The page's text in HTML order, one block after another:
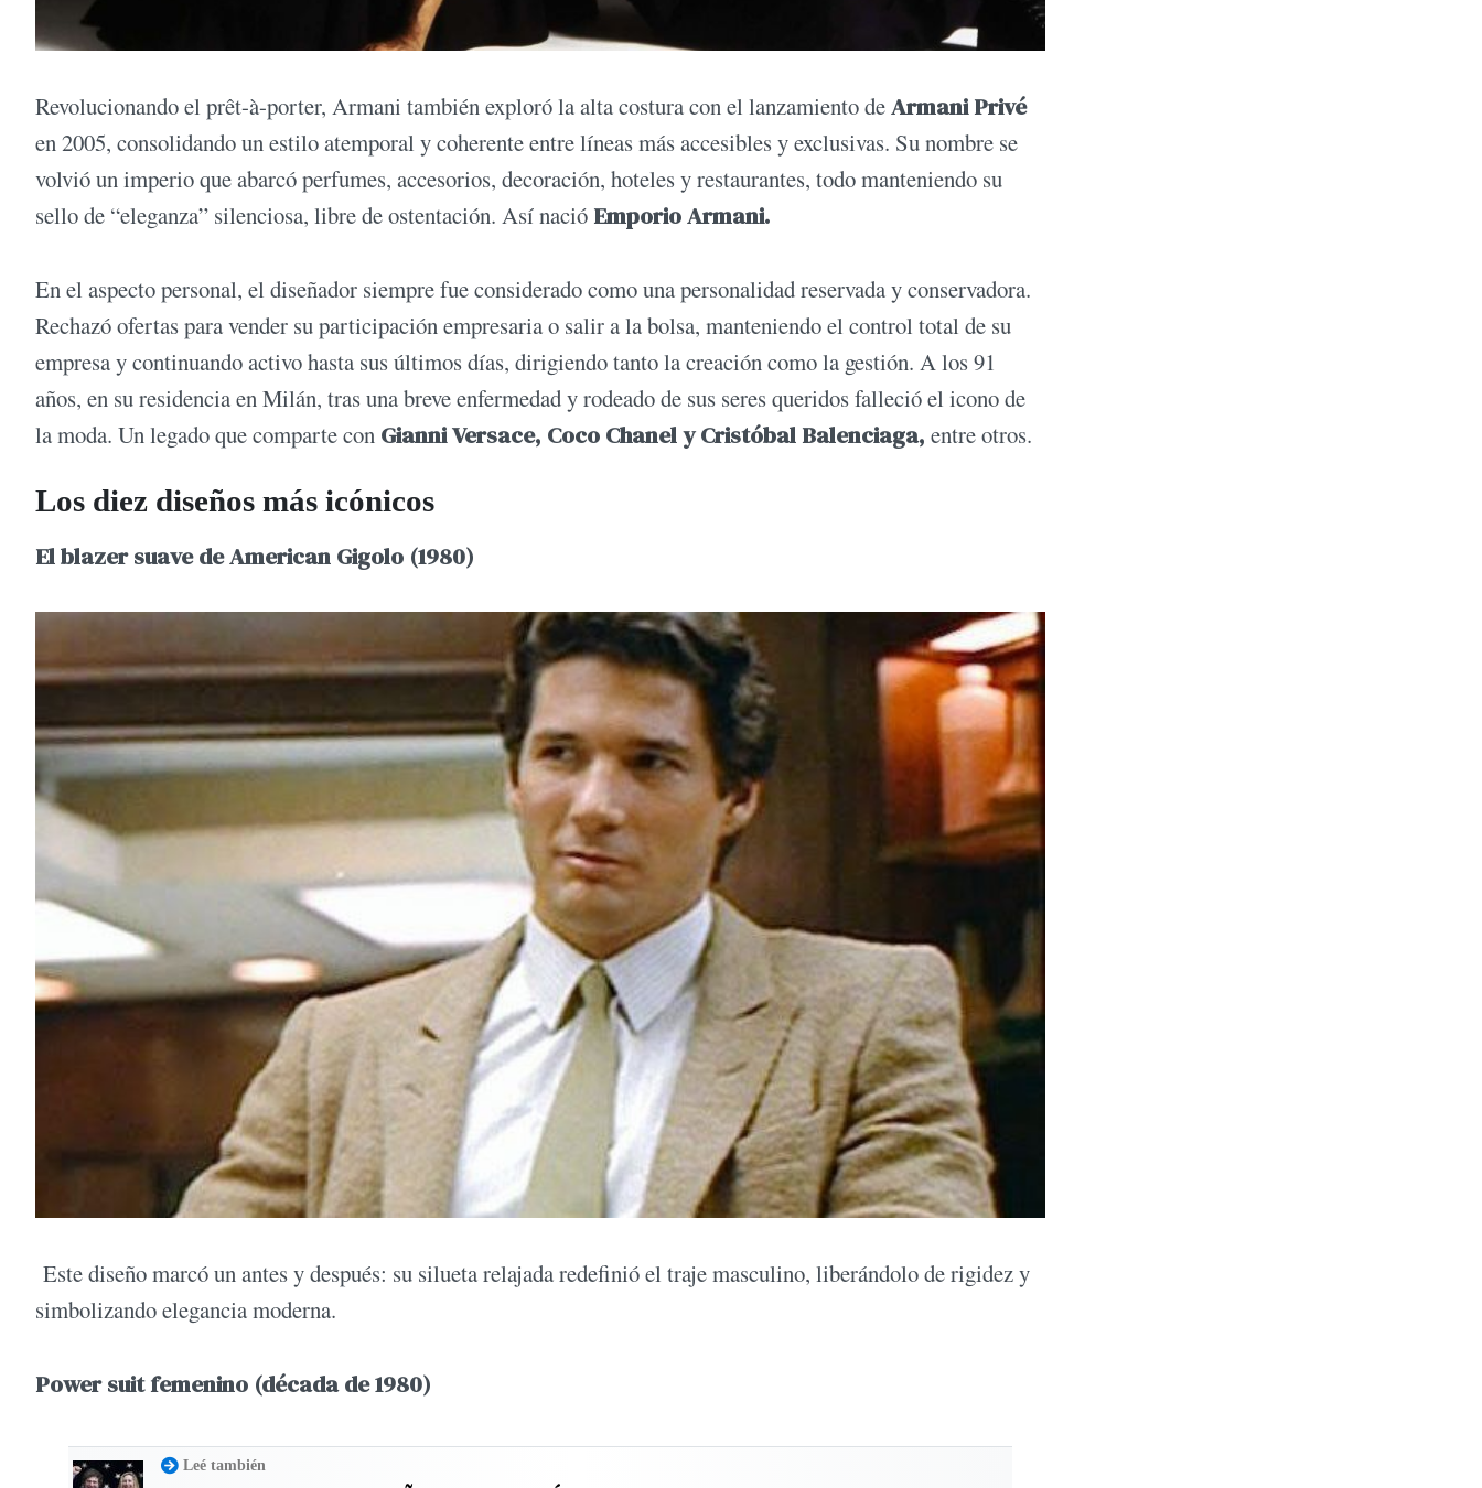
Revolucionando el prêt-à-porter, Armani también exploró la alta costura con el lanzamiento deArmani Privé
en 2005, consolidando un estilo atemporal y coherente entre líneas más accesibles y exclusivas. Su nombre se
volvió un imperio que abarcó perfumes, accesorios, decoración, hoteles y restaurantes, todo manteniendo su
sello de “eleganza” silenciosa, libre de ostentación. Así nació Emporio Armani.
En el aspecto personal, el diseñador siempre fue considerado como una personalidad reservada y conservadora.
Rechazó ofertas para vender su participación empresaria o salir a la bolsa, manteniendo el control total de su
empresa y continuando activo hasta sus últimos días, dirigiendo tanto la creación como la gestión. A los 91
años, en su residencia en Milán, tras una breve enfermedad y rodeado de sus seres queridos falleció el icono de
la moda. Un legado que comparte con Gianni Versace, Coco Chanel y Cristóbal Balenciaga, entre otros.
Los diez diseños más icónicos
El blazer suave de American Gigolo (1980)
Este diseño marcó un antes y después: su silueta relajada redefinió el traje masculino, liberándolo de rigidez y
simbolizando elegancia moderna.
Power suit femenino (década de 1980)
Leé también